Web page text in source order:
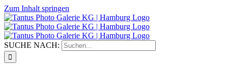
Zum Inhalt springen
SUCHE NACH: